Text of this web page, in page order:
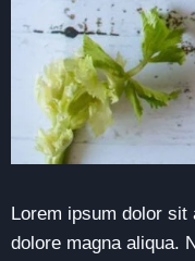
Lorem ipsum dolor
dolore magna aliqua.